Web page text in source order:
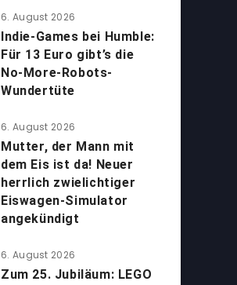
6. August 2026
Indie-Games bei Humble:
Für 13 Euro gibt’s die
No-More-Robots-
Wundertüte
6. August 2026
Mutter, der Mann mit
dem Eis ist da! Neuer
herrlich zwielichtiger
Eiswagen-Simulator
angekündigt
6. August 2026
Zum 25. Jubiläum: LEGO